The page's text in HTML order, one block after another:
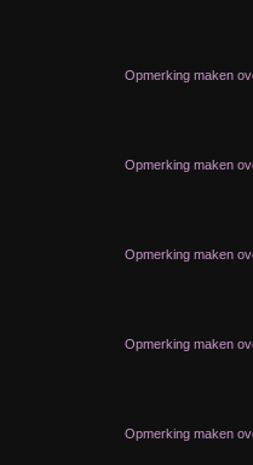
Opmerking maken
Opmerking maken
Opmerking maken
Opmerking maken
Opmerking maken